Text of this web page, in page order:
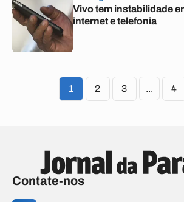
Vivo tem instabilidade
internet e telefonia
1 2 3 ... 4
Contate-nos